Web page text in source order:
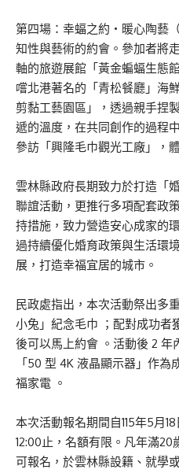
第四場：幸蝠之約・暖心陶藝
知性與藝術的約會。參加者將
軸的旅遊展館「黃金蝙蝠生態
嚐北港著名的「青松餐廳」海
剪黏工藝園區」，透過親手捏
遞的溫度，在共同創作的過程
參訪「興隆毛巾觀光工廠」，
雲林縣政府長期致力於打造「
聯誼活動，更推行多項配套政
持措施，致力營造安心成家的
過持續優化婚育政策與生活環
展，打造幸福宜居的城市。
民政處指出，本次活動祭出多
小兔」紀念毛巾 ；配對成功者
後可以馬上約會 。活動後 2 年
「50 型 4K 液晶顯示器」作
福家電 。
本次活動報名期間自115年5月
12:00止，名額有限。凡年滿
可報名，於雲林縣設籍、就學